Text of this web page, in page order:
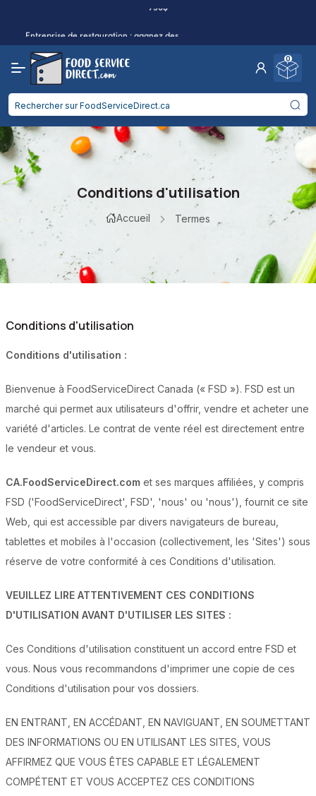
remises en argent sur les achats
admissibles.
Frais de port réduitspour 2 articles ou plus ! Livraison gratuite à partir de
admissibles.
0
Conditions d'utilisation
Accueil Termes
Conditions d'utilisation
Conditions d'utilisation :
Bienvenue à FoodServiceDirect Canada (« FSD »). FSD est un
marché qui permet aux utilisateurs d'offrir, vendre et acheter une
variété d'articles. Le contrat de vente réel est directement entre
le vendeur et vous.
CA.FoodServiceDirect.com et ses marques affiliées, y compris
FSD ('FoodServiceDirect', FSD', 'nous' ou 'nous'), fournit ce site
Web, qui est accessible par divers navigateurs de bureau,
tablettes et mobiles à l'occasion (collectivement, les 'Sites') sous
réserve de votre conformité à ces Conditions d'utilisation.
VEUILLEZ LIRE ATTENTIVEMENT CES CONDITIONS
D'UTILISATION AVANT D'UTILISER LES SITES :
Ces Conditions d'utilisation constituent un accord entre FSD et
vous. Nous vous recommandons d'imprimer une copie de ces
Conditions d'utilisation pour vos dossiers.
EN ENTRANT, EN ACCÉDANT, EN NAVIGUANT, EN SOUMETTANT
DES INFORMATIONS OU EN UTILISANT LES SITES, VOUS
AFFIRMEZ QUE VOUS ÊTES CAPABLE ET LÉGALEMENT
COMPÉTENT ET VOUS ACCEPTEZ CES CONDITIONS